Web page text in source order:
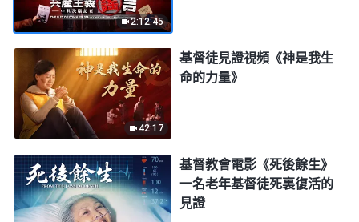
2:12:45
42:17
基督徒見證視頻《神是我生
命的力量》
基督教會電影《死後餘生》
一名老年基督徒死裏復活的
見證